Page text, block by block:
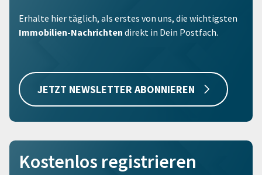
Erhalte hier täglich, als erstes von uns, die wichtigsten
Immobilien-Nachrichten direkt in Dein Postfach.
JETZT NEWSLETTER ABONNIEREN
Kostenlos registrieren